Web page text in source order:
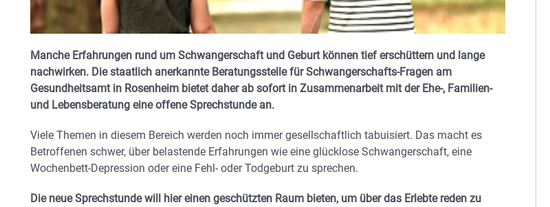
Manche Erfahrungen rund um Schwangerschaft und Geburt können tief erschüttern und lange
nachwirken. Die staatlich anerkannte Beratungsstelle für Schwangerschafts-Fragen am
Gesundheitsamt in Rosenheim bietet daher ab sofort in Zusammenarbeit mit der Ehe-, Familien-
und Lebensberatung eine offene Sprechstunde an.
Viele Themen in diesem Bereich werden noch immer gesellschaftlich tabuisiert. Das macht es
Betroffenen schwer, über belastende Erfahrungen wie eine glücklose Schwangerschaft, eine
Wochenbett-Depression oder eine Fehl- oder Todgeburt zu sprechen.
Die neue Sprechstunde will hier einen geschützten Raum bieten, um über das Erlebte reden zu